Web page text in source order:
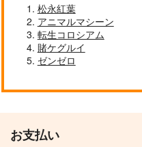
松永紅葉
アニマルマシーン
転生コロシアム
賭ケグルイ
ゼンゼロ
お支払い